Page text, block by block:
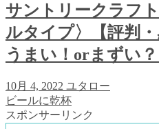
サントリークラフ
ルタイプ〉【評判
うまい！orまずい？
10月 4, 2022 ユタロー
ビールに乾杯
スポンサーリンク